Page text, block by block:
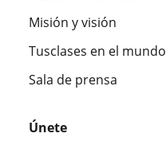
Misión y visión
Tusclases en el mundo
Sala de prensa
Únete